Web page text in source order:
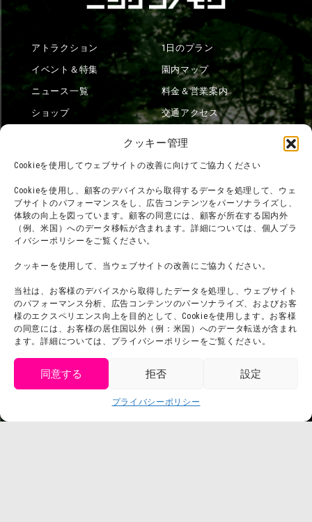
クッキー管理
Cookieを使用してウェブサイトの改善に向けてご協力ください
Cookieを使用し、顧客のデバイスから取得するデータを処理して、ウェ
ブサイトのパフォーマンスをし、広告コンテンツをパーソナライズし、
体験の向上を図っています。顧客の同意には、顧客が所在する国内外
（例、米国）へのデータ移転が含まれます。詳細については、個人プラ
イバシーポリシーをご覧ください。
クッキーを使用して、当ウェブサイトの改善にご協力ください。
当社は、お客様のデバイスから取得したデータを処理し、ウェブサイト
のパフォーマンス分析、広告コンテンツのパーソナライズ、およびお客
様のエクスペリエンス向上を目的として、Cookieを使用します。お客様
の同意には、お客様の居住国以外（例：米国）へのデータ転送が含まれ
ます。詳細については、プライバシーポリシーをご覧ください。
同意する 拒否 設定
プライバシーポリシー
アトラクション
イベント＆特集
ニュース一覧
ショップ
1日のプラン
園内マップ
料金＆営業案内
交通アクセス
団体利用について
お問い合わせ
利用規約
プライバシーポリシー
プレスリリース
メディア掲載実績
会社概要
スタッフ募集